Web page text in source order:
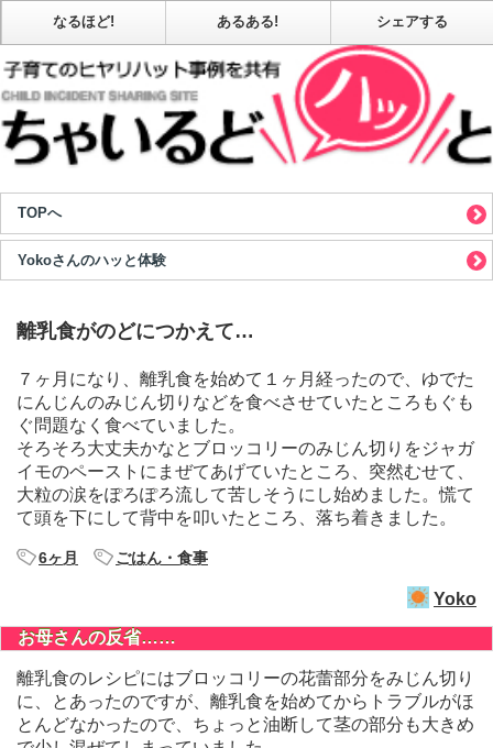
なるほど! あるある! シェアする
TOPへ
Yokoさんのハッと体験
離乳食がのどにつかえて…
７ヶ月になり、離乳食を始めて１ヶ月経ったので、ゆでた
にんじんのみじん切りなどを食べさせていたところもぐも
ぐ問題なく食べていました。
そろそろ大丈夫かなとブロッコリーのみじん切りをジャガ
イモのペーストにまぜてあげていたところ、突然むせて、
大粒の涙をぽろぽろ流して苦しそうにし始めました。慌て
て頭を下にして背中を叩いたところ、落ち着きました。
6ヶ月 ごはん・食事
Yoko
お母さんの反省……
離乳食のレシピにはブロッコリーの花蕾部分をみじん切り
に、とあったのですが、離乳食を始めてからトラブルがほ
とんどなかったので、ちょっと油断して茎の部分も大きめ